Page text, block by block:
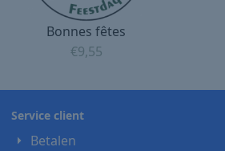
Bonnes fêtes
€9,55
Service client
Betalen